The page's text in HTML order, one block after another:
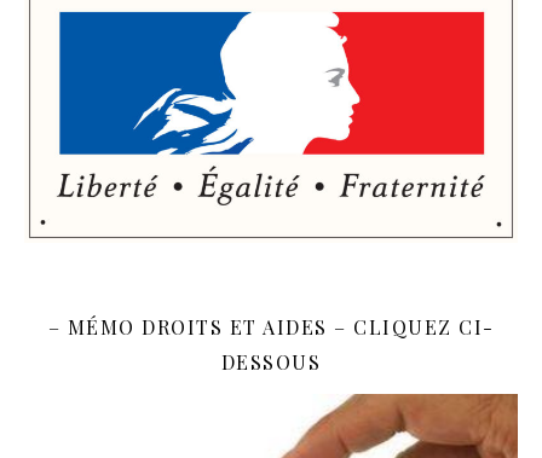
– MÉMO DROITS ET AIDES – CLIQUEZ CI-
DESSOUS